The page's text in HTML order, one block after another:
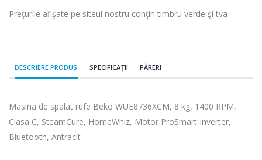
Preţurile afişate pe siteul nostru conţin timbru verde şi tva
DESCRIERE PRODUS SPECIFICAȚII PĂRERI
Masina de spalat rufe Beko WUE8736XCM, 8 kg, 1400 RPM,
Clasa C, SteamCure, HomeWhiz, Motor ProSmart Inverter,
Bluetooth, Antracit